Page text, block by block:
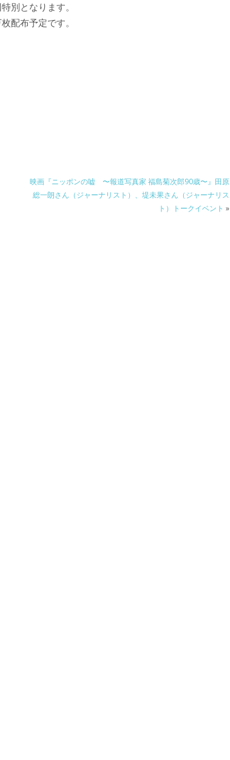
別となります。
配布予定です。
映画『ニッポンの嘘 〜報道写真家 福島菊次郎90歳〜』田原
総一朗さん（ジャーナリスト）、堤未果さん（ジャーナリス
ト）トークイベント »